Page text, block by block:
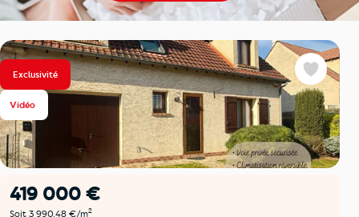
Exclusivité
Vidéo
419 000 €
Soit 3 990,48 €/m2
Favoris